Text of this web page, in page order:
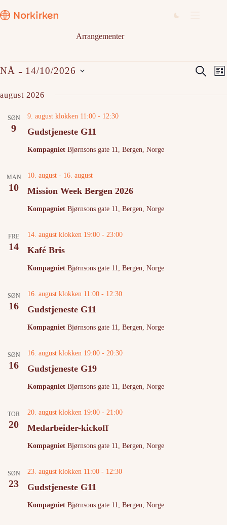
til
innholdet
Arrangementer
Arrangementer
A
S
A
r
L
NÅ - 14/10/2026
e
august 2026
SØN
9 Gudstjeneste G11
9. august klokken 11:00 - 12:30
Kompagniet Bjørnsons gate 11, Bergen, Norge
MAN
10 Mission Week Bergen 2026
10. august - 16. august
Kompagniet Bjørnsons gate 11, Bergen, Norge
FRE
14 Kafé Bris
14. august klokken 19:00 - 23:00
Kompagniet Bjørnsons gate 11, Bergen, Norge
SØN
16 Gudstjeneste G11
16. august klokken 11:00 - 12:30
Kompagniet Bjørnsons gate 11, Bergen, Norge
SØN
16 Gudstjeneste G19
16. august klokken 19:00 - 20:30
Kompagniet Bjørnsons gate 11, Bergen, Norge
TOR
20 Medarbeider-kickoff
20. august klokken 19:00 - 21:00
Kompagniet Bjørnsons gate 11, Bergen, Norge
SØN
23 Gudstjeneste G11
23. august klokken 11:00 - 12:30
Kompagniet Bjørnsons gate 11, Bergen, Norge